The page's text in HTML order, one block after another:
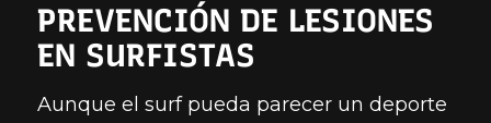
PREVENCIÓN DE LESIONES
EN SURFISTAS
Aunque el surf pueda parecer un deporte